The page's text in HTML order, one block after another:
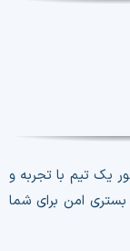
یک تیم با تجربه و
بستری امن برای شما